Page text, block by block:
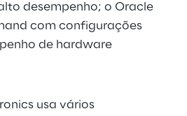
desempenho; o Oracle
com configurações
de hardware
usa vários